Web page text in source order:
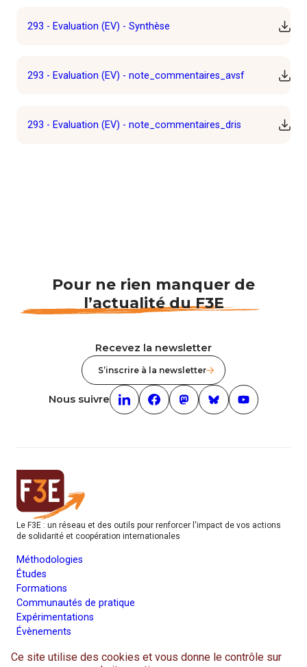
293 - Evaluation (EV) - Synthèse
293 - Evaluation (EV) - note_commentaires_avsf
293 - Evaluation (EV) - note_commentaires_dris
Pour ne rien manquer de
l’actualité du F3E
Recevez la newsletter
S’inscrire à la newsletter
Nous suivre Linkedin (nouvelle fenêtre)
Facebook (nouvelle fenêtre)
mastodon (nouvelle
Bluesky (nouvelle
Youtube
Le F3E : un réseau et des outils pour renforcer l'impact de vos actions
de solidarité et coopération internationales
Méthodologies
Études
Formations
Communautés de pratique
Expérimentations
Évènements
Avec le soutien de
Ce site utilise des cookies et vous donne le contrôle sur